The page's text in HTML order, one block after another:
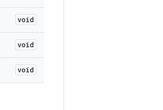
void
void
void